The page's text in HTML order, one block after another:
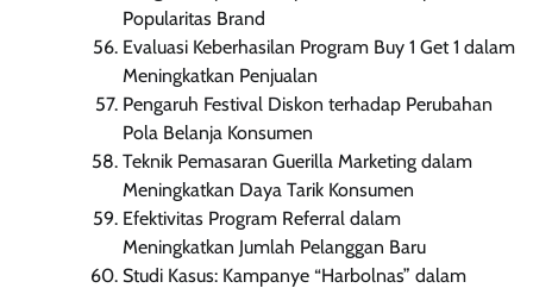
Popularitas Brand
Evaluasi Keberhasilan Program Buy 1 Get 1 dalam
Meningkatkan Penjualan
Pengaruh Festival Diskon terhadap Perubahan
Pola Belanja Konsumen
Teknik Pemasaran Guerilla Marketing dalam
Meningkatkan Daya Tarik Konsumen
Efektivitas Program Referral dalam
Meningkatkan Jumlah Pelanggan Baru
Studi Kasus: Kampanye “Harbolnas” dalam